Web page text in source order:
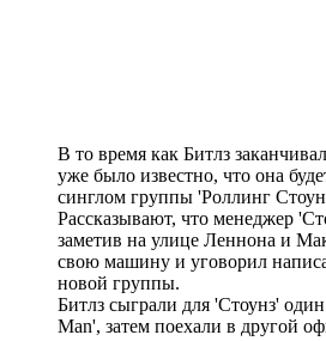
В то время как Битлз
уже было известно, что она
синглом группы 'Роллинг
Рассказывают, что менеджер
заметив на улице Леннона и
свою машину и уговорил
новой группы.
Битлз сыграли для 'Стоунз'
Man', затем поехали в другой